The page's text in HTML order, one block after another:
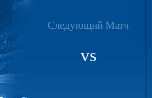
Следующий Матч
vs